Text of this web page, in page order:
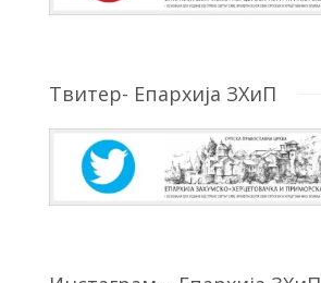
Твитер- Епархија ЗХиП